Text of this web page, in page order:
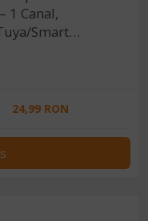
1 Canal,
Smart
24,99 RON